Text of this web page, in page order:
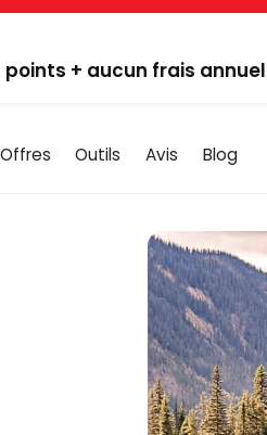
points + aucun frais
Offres Outils Avis Blog